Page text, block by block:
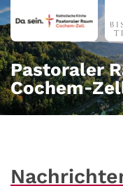
Zum Inhalt springen
Pastoraler